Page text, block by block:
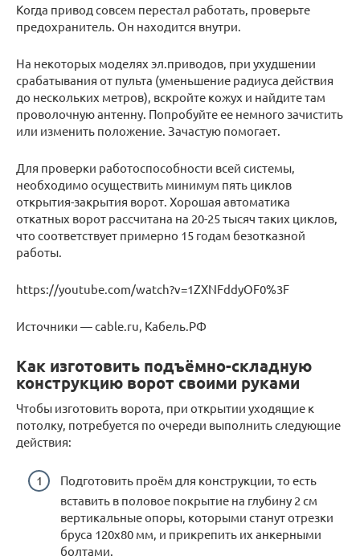
Когда привод совсем перестал работать, проверьте
предохранитель. Он находится внутри.
На некоторых моделях эл.приводов, при ухудшении
срабатывания от пульта (уменьшение радиуса действия
до нескольких метров), вскройте кожух и найдите там
проволочную антенну. Попробуйте ее немного зачистить
или изменить положение. Зачастую помогает.
Для проверки работоспособности всей системы,
необходимо осуществить минимум пять циклов
открытия-закрытия ворот. Хорошая автоматика
откатных ворот рассчитана на 20-25 тысяч таких циклов,
что соответствует примерно 15 годам безотказной
работы.
https://youtube.com/watch?v=1ZXNFddyOF0%3F
Источники — cable.ru, Кабель.РФ
Как изготовить подъёмно-складную
конструкцию ворот своими руками
Чтобы изготовить ворота, при открытии уходящие к
потолку, потребуется по очереди выполнить следующие
действия:
Подготовить проём для конструкции, то есть
вставить в половое покрытие на глубину 2 см
вертикальные опоры, которыми станут отрезки
бруса 120х80 мм, и прикрепить их анкерными
болтами.